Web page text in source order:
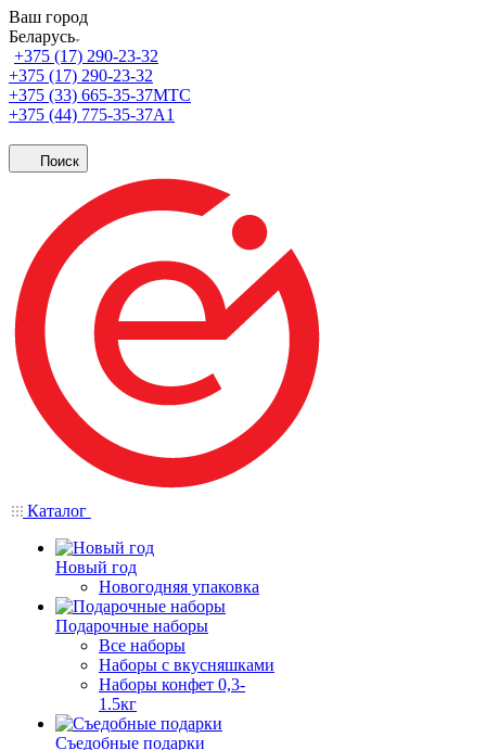
Ваш город
Беларусь
+375 (17) 290-23-32
+375 (17) 290-23-32
+375 (33) 665-35-37МТС
+375 (44) 775-35-37А1
Поиск
Каталог
Новый год
Новогодняя упаковка
Подарочные наборы
Все наборы
Наборы с вкусняшками
Наборы конфет 0,3-
1.5кг
Съедобные подарки